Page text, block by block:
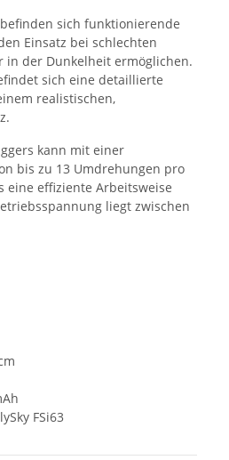
sich funktionierende
Einsatz bei schlechten
in der Dunkelheit ermöglichen.
sich eine detaillierte
realistischen,
kann mit einer
bis zu 13 Umdrehungen pro
eine effiziente Arbeitsweise
liegt zwischen
FSi63